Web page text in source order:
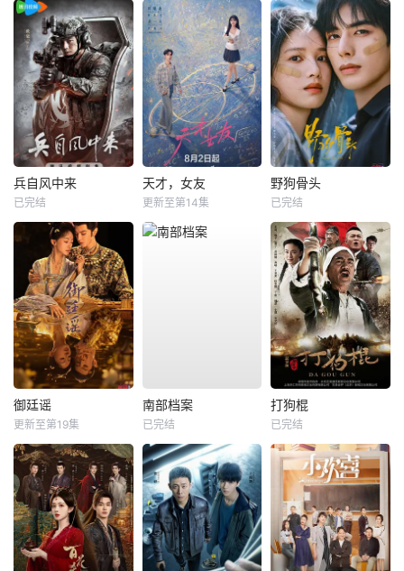
兵自风中来
已完结
天才，女友
更新至第14集
野狗骨头
已完结
御廷谣
更新至第19集
南部档案
已完结
打狗棍
已完结